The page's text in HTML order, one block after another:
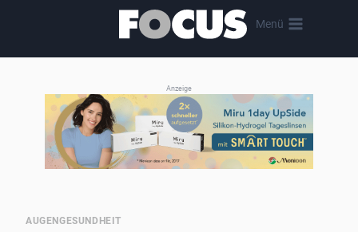
Menü
Anzeige
AUGENGESUNDHEIT